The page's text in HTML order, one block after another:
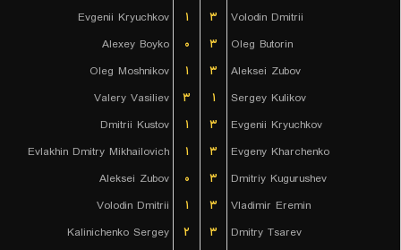
Evgenii Kryuchkov
۱ ۳
Volodin Dmitrii
Alexey Boyko
۰ ۳
Oleg Butorin
Oleg Moshnikov
۱ ۳
Aleksei Zubov
Valery Vasiliev
۳ ۱
Sergey Kulikov
Dmitrii Kustov
۱ ۳
Evgenii Kryuchkov
Evlakhin Dmitry Mikhailovich
۱ ۳
Evgeny Kharchenko
Aleksei Zubov
۰ ۳
Dmitriy Kugurushev
Volodin Dmitrii
۱ ۳
Vladimir Eremin
Kalinichenko Sergey
۲ ۳
Dmitry Tsarev